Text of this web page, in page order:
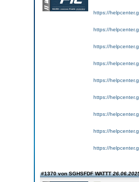
https://
https://
https://
https://
https://
https://
https://
https://
https://
#1370 von SGHSFDF WATTT